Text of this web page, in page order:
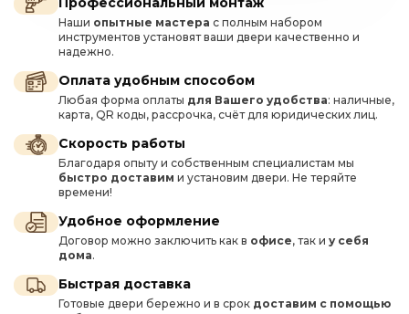
Наши опытные мастера с полным набором
инструментов установят ваши двери качественно и
надежно.
Оплата удобным способом
Любая форма оплаты для Вашего удобства: наличные,
карта, QR коды, рассрочка, счёт для юридических лиц.
Скорость работы
Благодаря опыту и собственным специалистам мы
быстро доставим и установим двери. Не теряйте
времени!
Удобное оформление
Договор можно заключить как в офисе, так и у себя
дома.
Быстрая доставка
Готовые двери бережно и в срок доставим с помощью